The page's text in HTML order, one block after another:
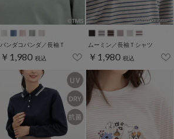
パンダコパンダ／長袖Ｔ
￥1,980 税込
ムーミン／長袖Ｔシャツ
￥1,980 税込